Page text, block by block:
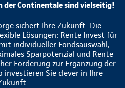
der Continentale sind vielseitig!
sichert Ihre Zukunft. Die
Lösungen: Rente Invest für
individueller Fondsauswahl,
Sparpotenzial und Rente
Förderung zur Ergänzung der
investieren Sie clever in Ihre